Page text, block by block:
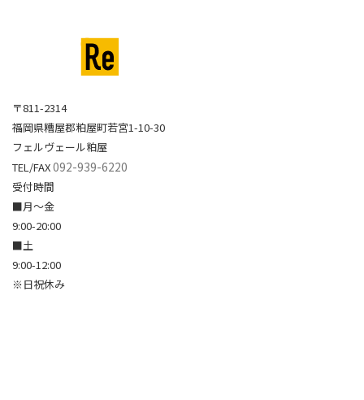
〒811-2314
福岡県糟屋郡粕屋町若宮1-10-30
フェルヴェール粕屋
TEL/FAX092-939-6220
受付時間
■月～金
9:00-20:00
■土
9:00-12:00
※日祝休み